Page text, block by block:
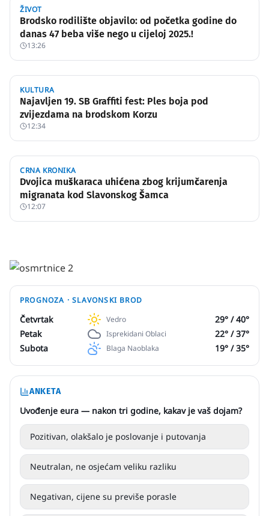
ŽIVOT
Brodsko rodilište objavilo: od početka godine do
danas 47 beba više nego u cijeloj 2025.!
13:26
KULTURA
Najavljen 19. SB Graffiti fest: Ples boja pod
zvijezdama na brodskom Korzu
12:34
CRNA KRONIKA
Dvojica muškaraca uhićena zbog krijumčarenja
migranata kod Slavonskog Šamca
12:07
PROGNOZA ·SLAVONSKI BROD
Četvrtak Vedro 29° /40°
Petak
Isprekidani Oblaci 22° /37°
Subota
Blaga Naoblaka 19° /35°
ANKETA
Uvođenje eura — nakon tri godine, kakav je vaš dojam?
Pozitivan, olakšalo je poslovanje i putovanja
Neutralan, ne osjećam veliku razliku
Negativan, cijene su previše porasle